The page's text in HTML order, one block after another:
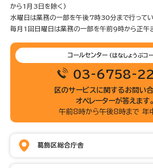
から1月3日を除く)
水曜日は業務の一部を午後7時30分まで行ってい
毎月1回日曜日は業務の一部を午前9時から正午
コールセンター (はなしょうぶコ
03-6758-
区のサービスに関するお問い
オペレーターが答えます。
午前8時から午後8時まで 年
葛飾区総合庁舎